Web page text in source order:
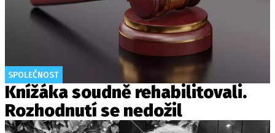
SPOLEČNOST
Knížáka soudně rehabilitovali.
Rozhodnutí se nedožil